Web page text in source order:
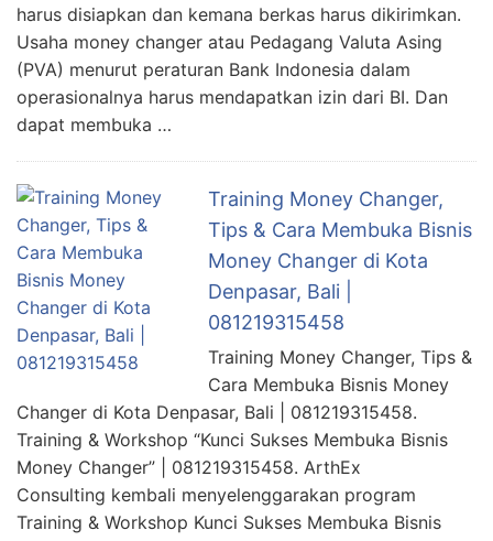
harus disiapkan dan kemana berkas harus dikirimkan.
Usaha money changer atau Pedagang Valuta Asing
(PVA) menurut peraturan Bank Indonesia dalam
operasionalnya harus mendapatkan izin dari BI. Dan
dapat membuka …
Training Money Changer,
Tips & Cara Membuka Bisnis
Money Changer di Kota
Denpasar, Bali |
081219315458
Training Money Changer, Tips &
Cara Membuka Bisnis Money
Changer di Kota Denpasar, Bali | 081219315458.
Training & Workshop “Kunci Sukses Membuka Bisnis
Money Changer” | 081219315458. ArthEx
Consulting kembali menyelenggarakan program
Training & Workshop Kunci Sukses Membuka Bisnis